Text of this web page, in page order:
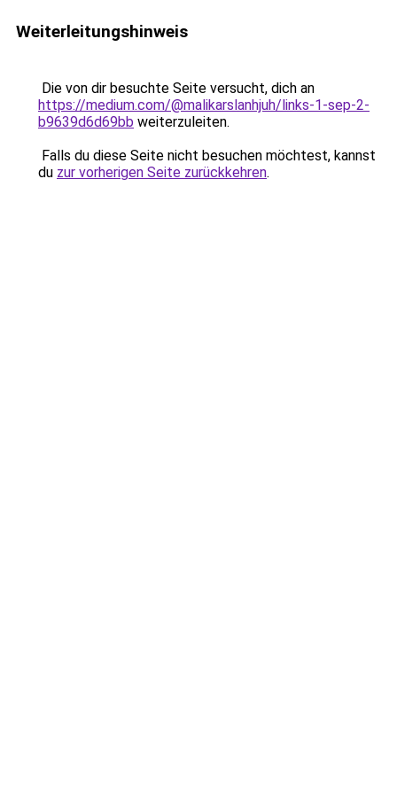
Weiterleitungshinweis
Die von dir besuchte Seite versucht, dich an
https://medium.com/@malikarslanhjuh/links-1-sep-2-
b9639d6d69bb weiterzuleiten.
Falls du diese Seite nicht besuchen möchtest, kannst
du zur vorherigen Seite zurückkehren.